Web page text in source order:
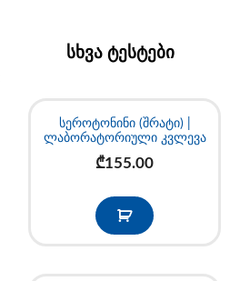
სხვა ტესტები
სეროტონინი (შრატი) |
ლაბორატორიული კვლევა
₾155.00